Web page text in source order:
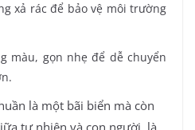
xả rác để bảo vệ môi trường
màu, gọn nhẹ để dễ chuyển
là một bãi biển mà còn